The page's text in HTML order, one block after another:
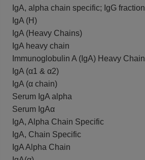
IgA, alpha chain specific; IgG fraction
IgA (H)
IgA (Heavy Chains)
IgA heavy chain
Immunoglobulin A (IgA) Heavy Chain
IgA (α1 & α2)
IgA (α chain)
Serum IgA alpha
Serum IgAα
IgA, Alpha Chain Specific
IgA, Chain Specific
IgA Alpha Chain